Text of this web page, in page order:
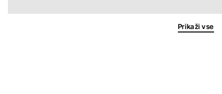
Prikaži vse